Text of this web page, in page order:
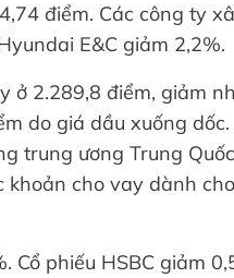
điểm. Các công ty
E&C giảm 2,2%.
ở 2.289,8 điểm, giảm
do giá dầu xuống
trung ương Trung
cho vay dành
Cổ phiếu HSBC giảm